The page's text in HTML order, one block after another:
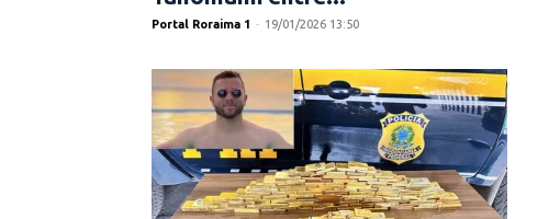
Portal Roraima 1 - 19/01/2026 13:50